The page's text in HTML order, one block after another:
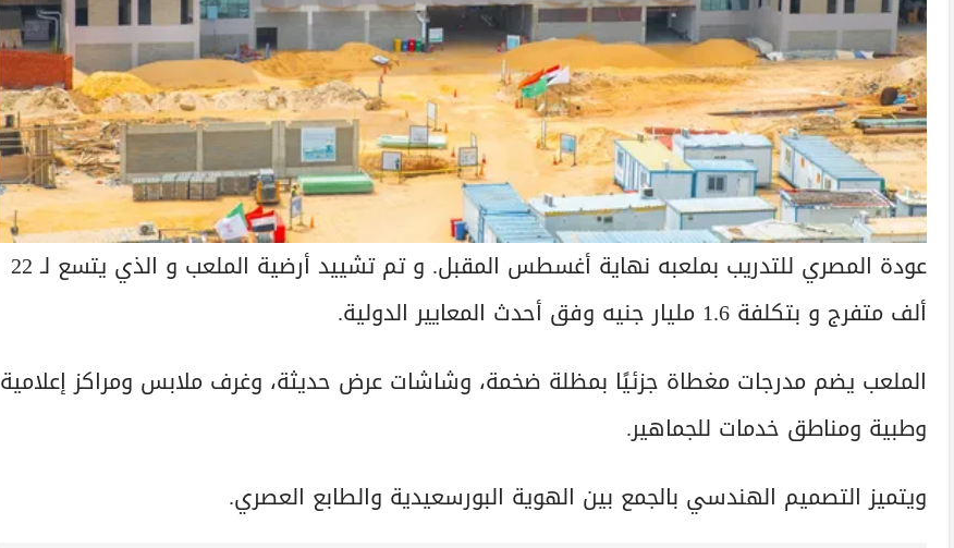
عودة المصري للتدريب بملعبه نهاية أغسطس المقبل. و تم تشييد أرضية الملعب و الذي يتسع لـ 22
ألف متفرج و بتكلفة 1.6 مليار جنيه وفق أحدث المعايير الدولية.
الملعب يضم مدرجات مغطاة جزئيًا بمظلة ضخمة، وشاشات عرض حديثة، وغرف ملابس ومراكز إعلامية
وطبية ومناطق خدمات للجماهير.
ويتميز التصميم الهندسي بالجمع بين الهوية البورسعيدية والطابع العصري.